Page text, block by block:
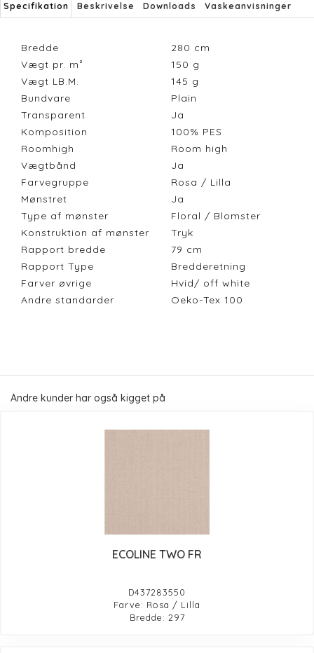
Specifikation Beskrivelse Downloads Vaskeanvisninger
Bredde 280 cm
Vægt pr. m²
150 g
Vægt LB.M.
145 g
Bundvare
Plain
Transparent
Ja
Komposition
100% PES
Roomhigh
Room high
Vægtbånd
Ja
Farvegruppe
Rosa / Lilla
Mønstret
Ja
Type af mønster
Floral / Blomster
Konstruktion af mønster
Tryk
Rapport bredde
79 cm
Rapport Type
Bredderetning
Farver øvrige
Hvid/ off white
Andre standarder
Oeko-Tex 100
Andre kunder har også kigget på
ECOLINE TWO FR
D437283550
Farve: Rosa / Lilla
Bredde: 297